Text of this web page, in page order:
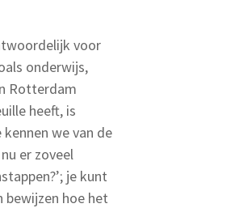
voor
onderwijs,
Rotterdam
heeft, is
we van de
er zoveel
je kunt
bewijzen hoe het